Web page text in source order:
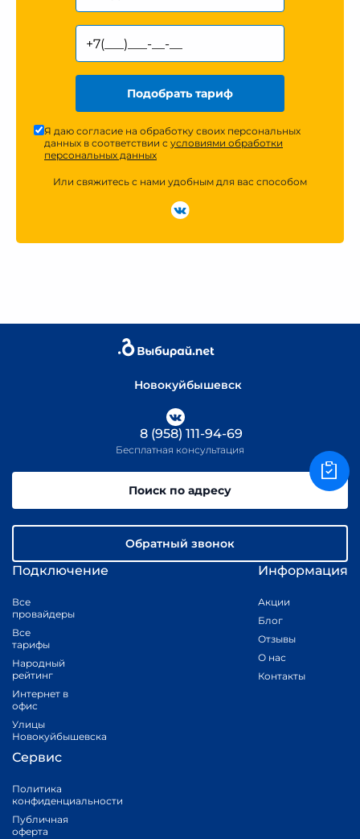
Подобрать тариф
Я даю согласие на обработку своих персональных
данных в соответствии с условиями обработки
персональных данных
Или свяжитесь с нами удобным для вас способом
Новокуйбышевск
Подключение
Все
провайдеры
Все
тарифы
Народный
рейтинг
Интернет в
офис
Улицы
Новокуйбышевска
Информация
Акции
Блог
Отзывы
О нас
Контакты
Сервис
Политика
конфиденциальности
Публичная
оферта
8 (958) 111-94-69
Бесплатная консультация
Поиск по адресу
Обратный звонок